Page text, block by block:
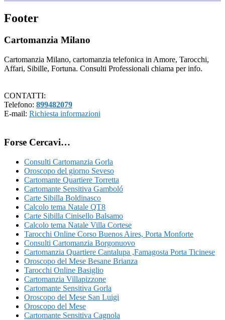
Footer
Cartomanzia Milano
Cartomanzia Milano, cartomanzia telefonica in Amore, Tarocchi,
Affari, Sibille, Fortuna. Consulti Professionali chiama per info.
CONTATTI:
Telefono: 899482079
E-mail: Richiesta informazioni
Forse Cercavi…
Consulti Cartomanzia Gorla
Oroscopo del giorno Seveso
Cartomante Quartiere Torretta
Cartomante Sensitiva Gamboló
Carte Sibilla Boldinasco
Calcolo tema Natale QT8
Carte Sibilla Cinisello Balsamo
Calcolo tema Natale Villa Cortese
Tarocchi Online ​Corso Buenos Aires,​ Porta Monforte
Consulti Cartomanzia Borgonuovo
Cartomanzia Quartiere Cantalupa ​,Famagosta​ Porta Ticinese
Oroscopo del Mese Besane Brianza
Tarocchi Online Basiglio
Cartomanzia Villapizzone
Cartomante Sensitiva Gorla
Oroscopo del Mese San Luigi
Oroscopo del Mese
Cartomante Sensitiva Cagnola